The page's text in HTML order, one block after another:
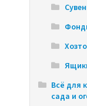
Всё для
сада и